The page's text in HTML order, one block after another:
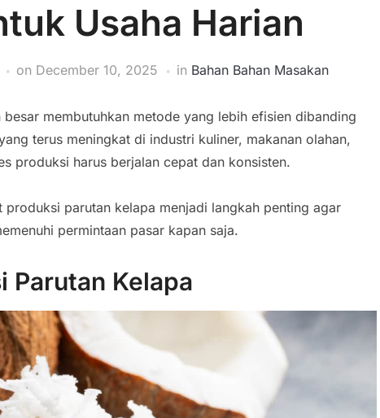
Usaha Harian
on December 10, 2025 in Bahan Bahan Masakan
membutuhkan metode yang lebih efisien dibanding
terus meningkat di industri kuliner, makanan olahan,
produksi harus berjalan cepat dan konsisten.
produksi parutan kelapa menjadi langkah penting agar
permintaan pasar kapan saja.
Parutan Kelapa